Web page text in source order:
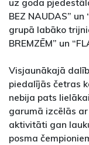
uz goda
BEZ NAUDAS” un
grupā labāko
BREMZĒM” un
Visjaunākajā
piedalījās četras
nebija pats
garumā izcēlās
aktivitāti gan
posma